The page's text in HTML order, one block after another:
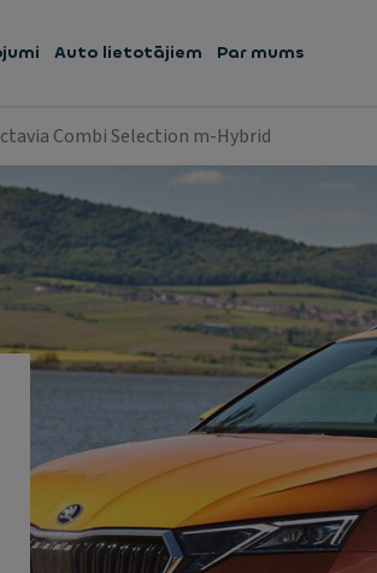
Auto lietotājiem Par mums
Combi Selection m-Hybrid